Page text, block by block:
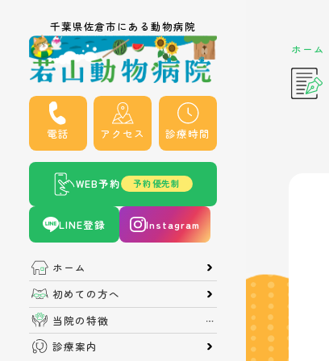
千葉県佐倉市にある動物病院
電話 アクセス 診療時間
WEB予約 予約優先制
LINE登録 Instagram
ホーム
初めての方へ
当院の特徴
診療案内
ホーム